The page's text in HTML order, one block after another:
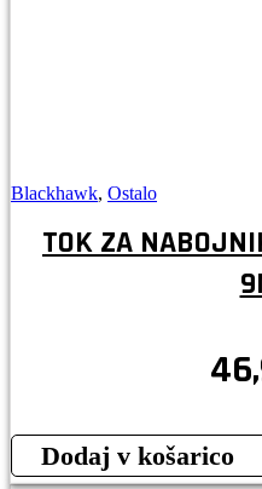
Blackhawk, Ostalo
TOK ZA
Dodaj v košarico